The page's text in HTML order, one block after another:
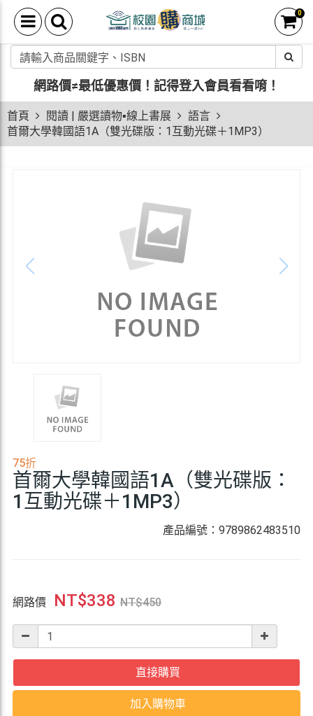
0
網路價≠最低優惠價！ 記得登入會員看看唷！
首頁 閱讀 | 嚴選讀物▪線上書展
語言
首爾大學韓國語1A（雙光碟版：1互動光碟＋1MP3）
75折
首爾大學韓國語1A（雙光碟版：
1互動光碟＋1MP3）
產品編號：9789862483510
網路價 NT$338 NT$450
直接購買
加入購物車